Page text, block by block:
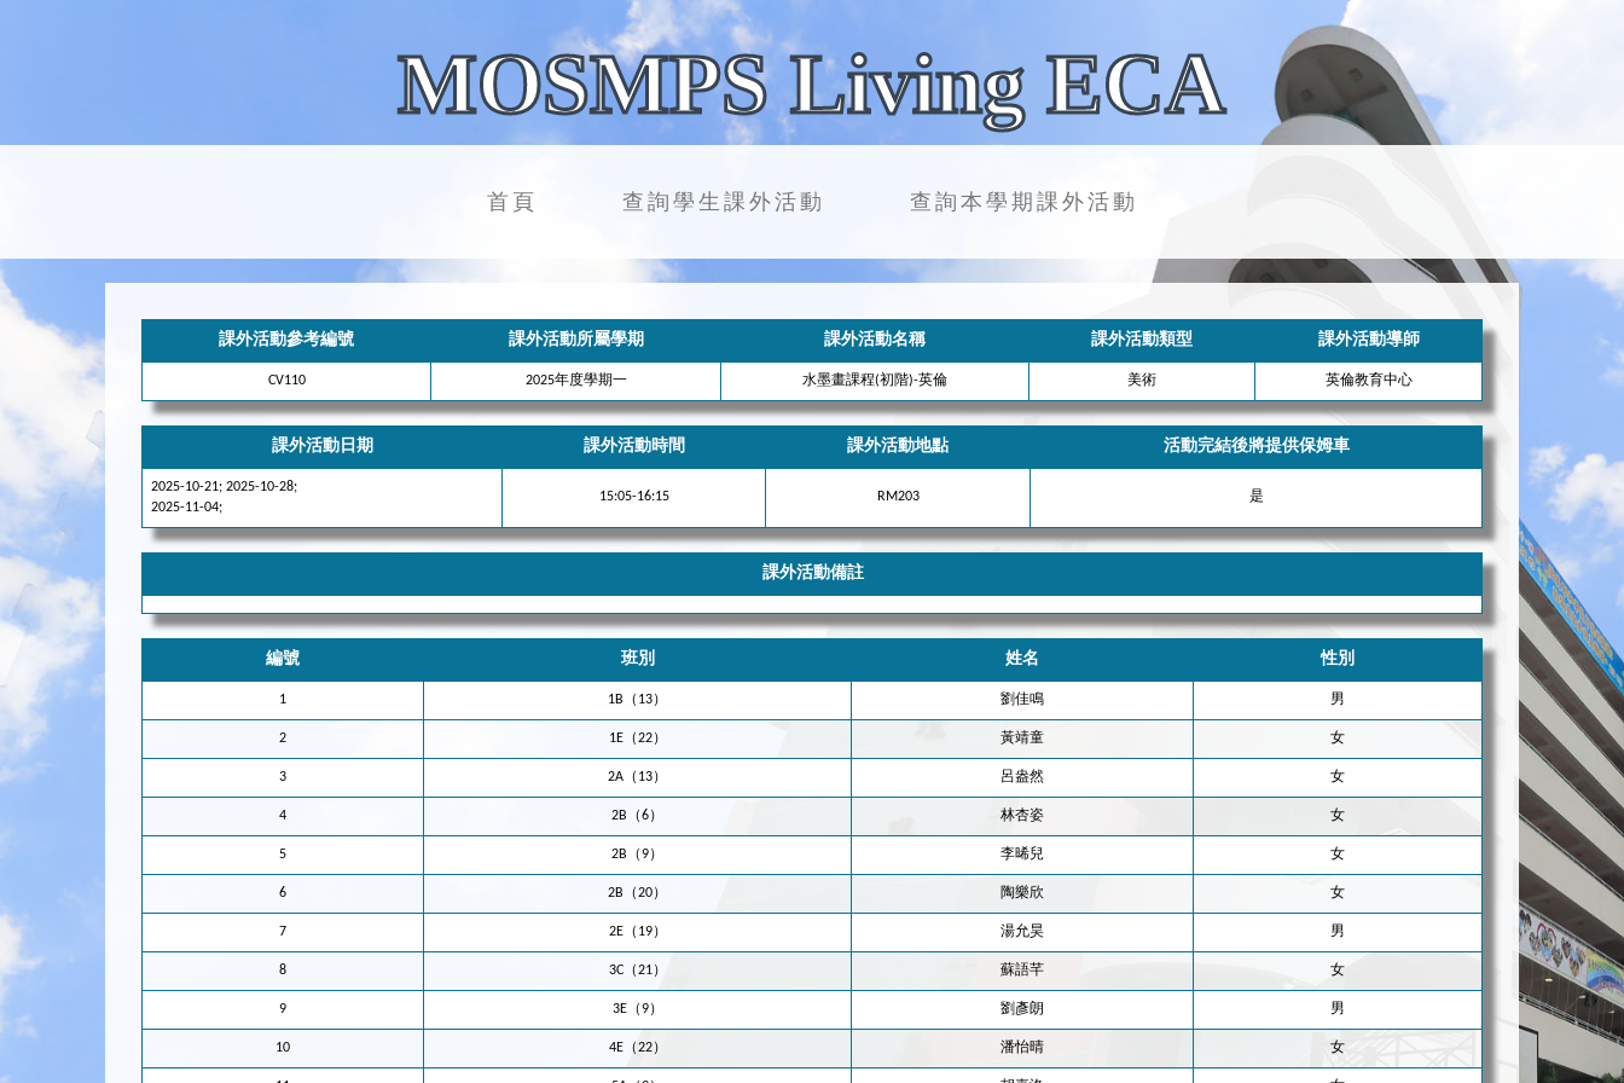
MOSMPS Living ECA
首頁 查詢學生課外活動 查詢本學期課外活動
課外活動參考編號 課外活動所屬學期 課外活動名稱 課外活動類型 課外活動導師
CV110 2025年度學期一 水墨畫課程(初階)-英倫 美術 英倫教育中心
課外活動日期 課外活動時間 課外活動地點 活動完結後將提供保姆車
2025-10-21; 2025-10-28;
2025-11-04;
15:05-16:15 RM203 是
課外活動備註
編號 班別 姓名 性別
1 1B（13） 劉佳鳴 男
2 1E（22） 黃靖童 女
3 2A（13） 呂盎然 女
4 2B（6） 林杏姿 女
5 2B（9） 李晞兒 女
6 2B（20） 陶樂欣 女
7 2E（19） 湯允昊 男
8 3C（21） 蘇語芊 女
9 3E（9） 劉彥朗 男
10 4E（22） 潘怡晴 女